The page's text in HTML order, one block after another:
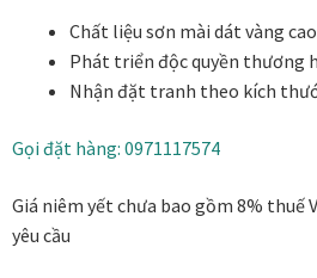
Danh Lam Collection
Điều Khoản Sử Dụng
Hoa Xuân – Tranh sơn mài hoa
Kim Mã – Tranh sơn mài dát vàng
Chất liệu sơn mài dát vàng
Phát triển độc quyền thương
Nhận đặt tranh theo kích
Gọi đặt hàng: 0971117574
Giá niêm yết chưa bao gồm 8% thuế
yêu cầu